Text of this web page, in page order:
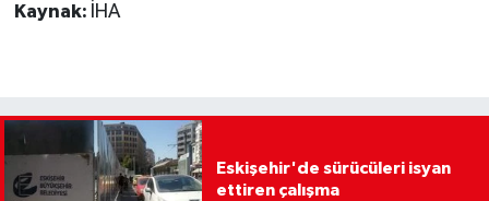
Kaynak: İHA
Eskişehir'de sürücüleri isyan
ettiren çalışma